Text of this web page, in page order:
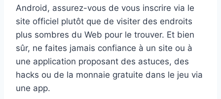
Android, assurez-vous de vous inscrire via le
site officiel plutôt que de visiter des endroits
plus sombres du Web pour le trouver. Et bien
sûr, ne faites jamais confiance à un site ou à
une application proposant des astuces, des
hacks ou de la monnaie gratuite dans le jeu via
une app.